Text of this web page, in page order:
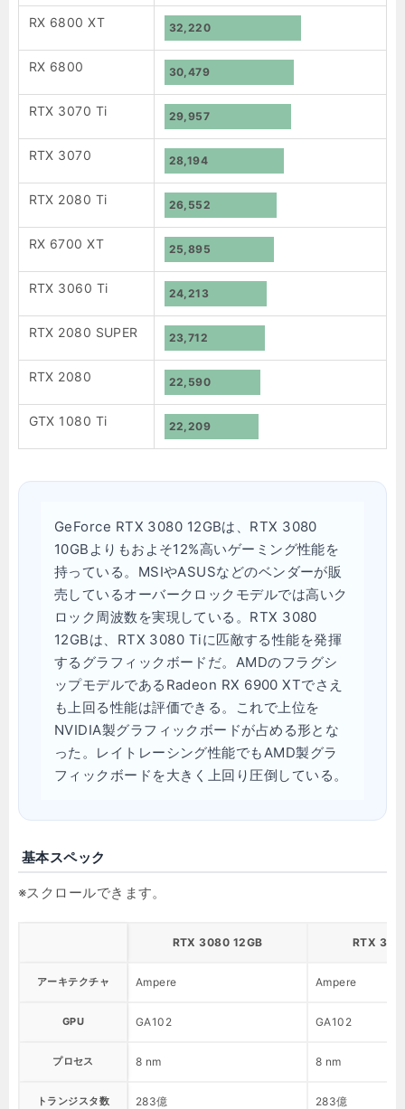
RX 6800 XT 32,220
RX 6800 30,479
RTX 3070 Ti 29,957
RTX 3070 28,194
RTX 2080 Ti 26,552
RX 6700 XT 25,895
RTX 3060 Ti 24,213
RTX 2080 SUPER 23,712
RTX 2080 22,590
GTX 1080 Ti 22,209
GeForce RTX 3080 12GBは、RTX 3080
10GBよりもおよそ12%高いゲーミング性能を
持っている。MSIやASUSなどのベンダーが販
売しているオーバークロックモデルでは高いク
ロック周波数を実現している。RTX 3080
12GBは、RTX 3080 Tiに匹敵する性能を発揮
するグラフィックボードだ。AMDのフラグシ
ップモデルであるRadeon RX 6900 XTでさえ
も上回る性能は評価できる。これで上位を
NVIDIA製グラフィックボードが占める形とな
った。レイトレーシング性能でもAMD製グラ
フィックボードを大きく上回り圧倒している。
基本スペック
RTX 3080 12GB RTX
アーキテクチャ Ampere Ampere
GPU GA102 GA102
プロセス 8 nm 8 nm
トランジスタ数 283億 283億